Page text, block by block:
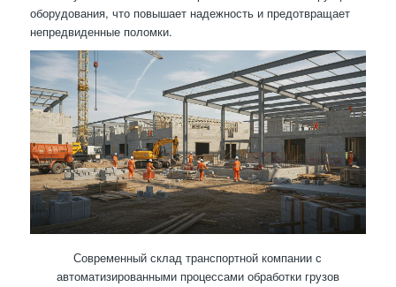
оборудования, что повышает надежность и предотвращает
непредвиденные поломки.
Современный склад транспортной компании с
автоматизированными процессами обработки грузов